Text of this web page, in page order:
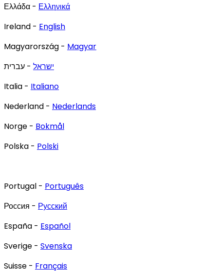
Ελλάδα - Ελληνικά
Ireland - English
Magyarország - Magyar
ישראל - עברית
Italia - Italiano
Nederland - Nederlands
Norge - Bokmål
Polska - Polski
Portugal - Português
Россия - Русский
España - Español
Sverige - Svenska
Suisse - Français